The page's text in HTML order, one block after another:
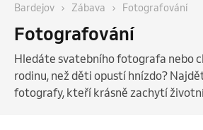
Bardejov Zábava Fotografování
Fotografování
Hledáte svatebního fotografa nebo
rodinu, než děti opustí hnízdo?
fotografy, kteří krásně zachytí